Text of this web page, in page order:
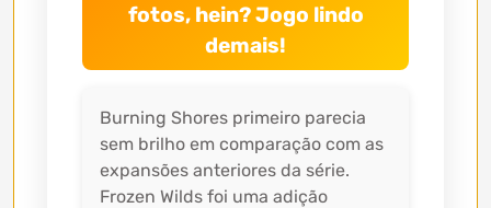
fotos, hein? Jogo lindo
demais!
Burning Shores primeiro parecia
sem brilho em comparação com as
expansões anteriores da série.
Frozen Wilds foi uma adição